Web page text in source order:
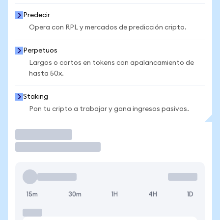
Predecir
Opera con RPL y mercados de predicción cripto.
Perpetuos
Largos o cortos en tokens con apalancamiento de
hasta 50x.
Staking
Pon tu cripto a trabajar y gana ingresos pasivos.
15m 30m 1H 4H 1D